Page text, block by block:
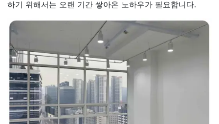
하기 위해서는 오랜 기간 쌓아온 노하우가 필요합니다.